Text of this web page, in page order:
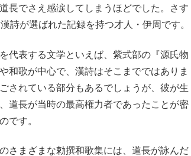
長でさえ感涙してしまうほどでした。さす
詩が選ばれた記録を持つ才人・伊周です。
代表する文学といえば、紫式部の『源氏物
和歌が中心で、漢詩はそこまでではありま
されている部分もあるでしょうが、彼が生
道長が当時の最高権力者であったことが密
です。
さまざまな勅撰和歌集には、道長が詠んだ